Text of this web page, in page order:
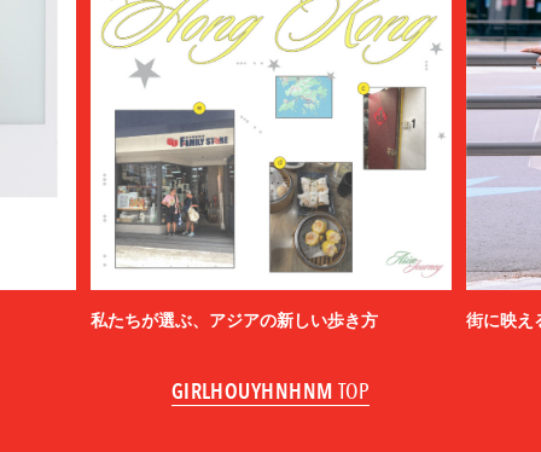
私たちが選ぶ、アジアの新しい歩き方 街に映え
GIRLHOUYHNHNM TOP